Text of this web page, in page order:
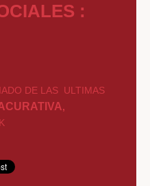
:
DE LAS ULTIMAS
,